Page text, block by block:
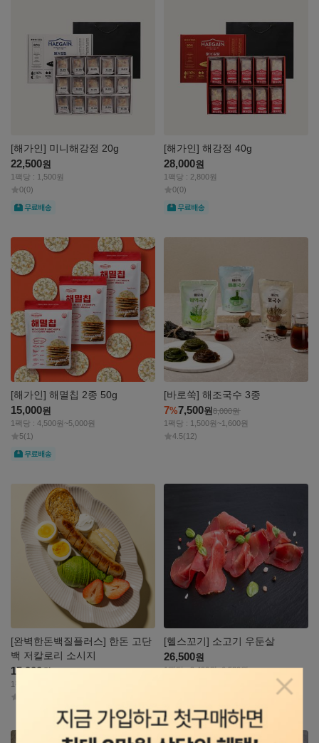
[해가인] 미니해강정 20g
22,500원
1팩당 : 1,500원
0(0)
무료
[해가인] 해강정 40g
28,000원
1팩당 : 2,800원
0(0)
무료
[해가인] 해멸칩 2종 50g
15,000원
1팩당 : 4,500원~5,000원
5(1)
무료
보기
[바로쑥] 해조국수 3종
7%7,500원8,000원
1팩당 : 1,500원~1,600원
4.5(12)
[완벽한돈백질플러스] 한돈 고단
백 저칼로리 소시지
15,900원
1팩당 : 2,223원~3,180원
자세히
보기
[헬스꼬기] 소고기 우둔살
26,500원
1팩당 : 3,490원~6,580원
자세히
자세히 자세히
팝업닫